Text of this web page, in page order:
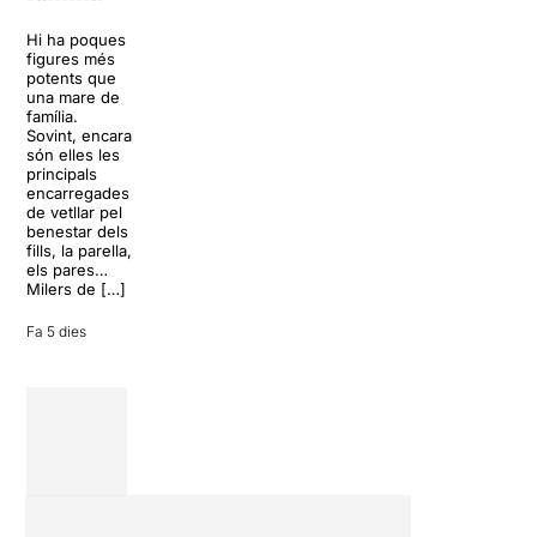
Hi ha poques
figures més
potents que
una mare de
família.
Sovint, encara
són elles les
principals
encarregades
de vetllar pel
benestar dels
fills, la parella,
els pares…
Milers de […]
Fa 5 dies